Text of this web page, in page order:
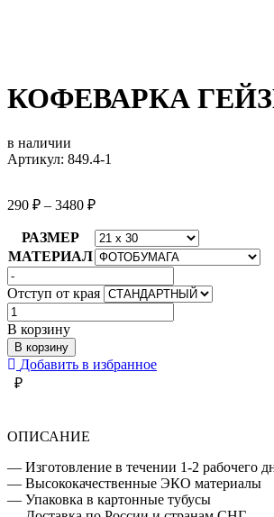
КОФЕВАРКА
в наличии
Артикул: 849.4-1
290 ₽ – 3480 ₽
РАЗМЕР
МАТЕРИАЛ
Отступ от края
Количество
товара
КОФЕВАРКА
ГЕЙЗЕРНАЯ
В корзину
В корзину
Добавить в избранное
₽
ОПИСАНИЕ
— Изготовление в течении 1-2 рабочего
— Высококачественные ЭКО материалы
— Упаковка в картонные тубусы